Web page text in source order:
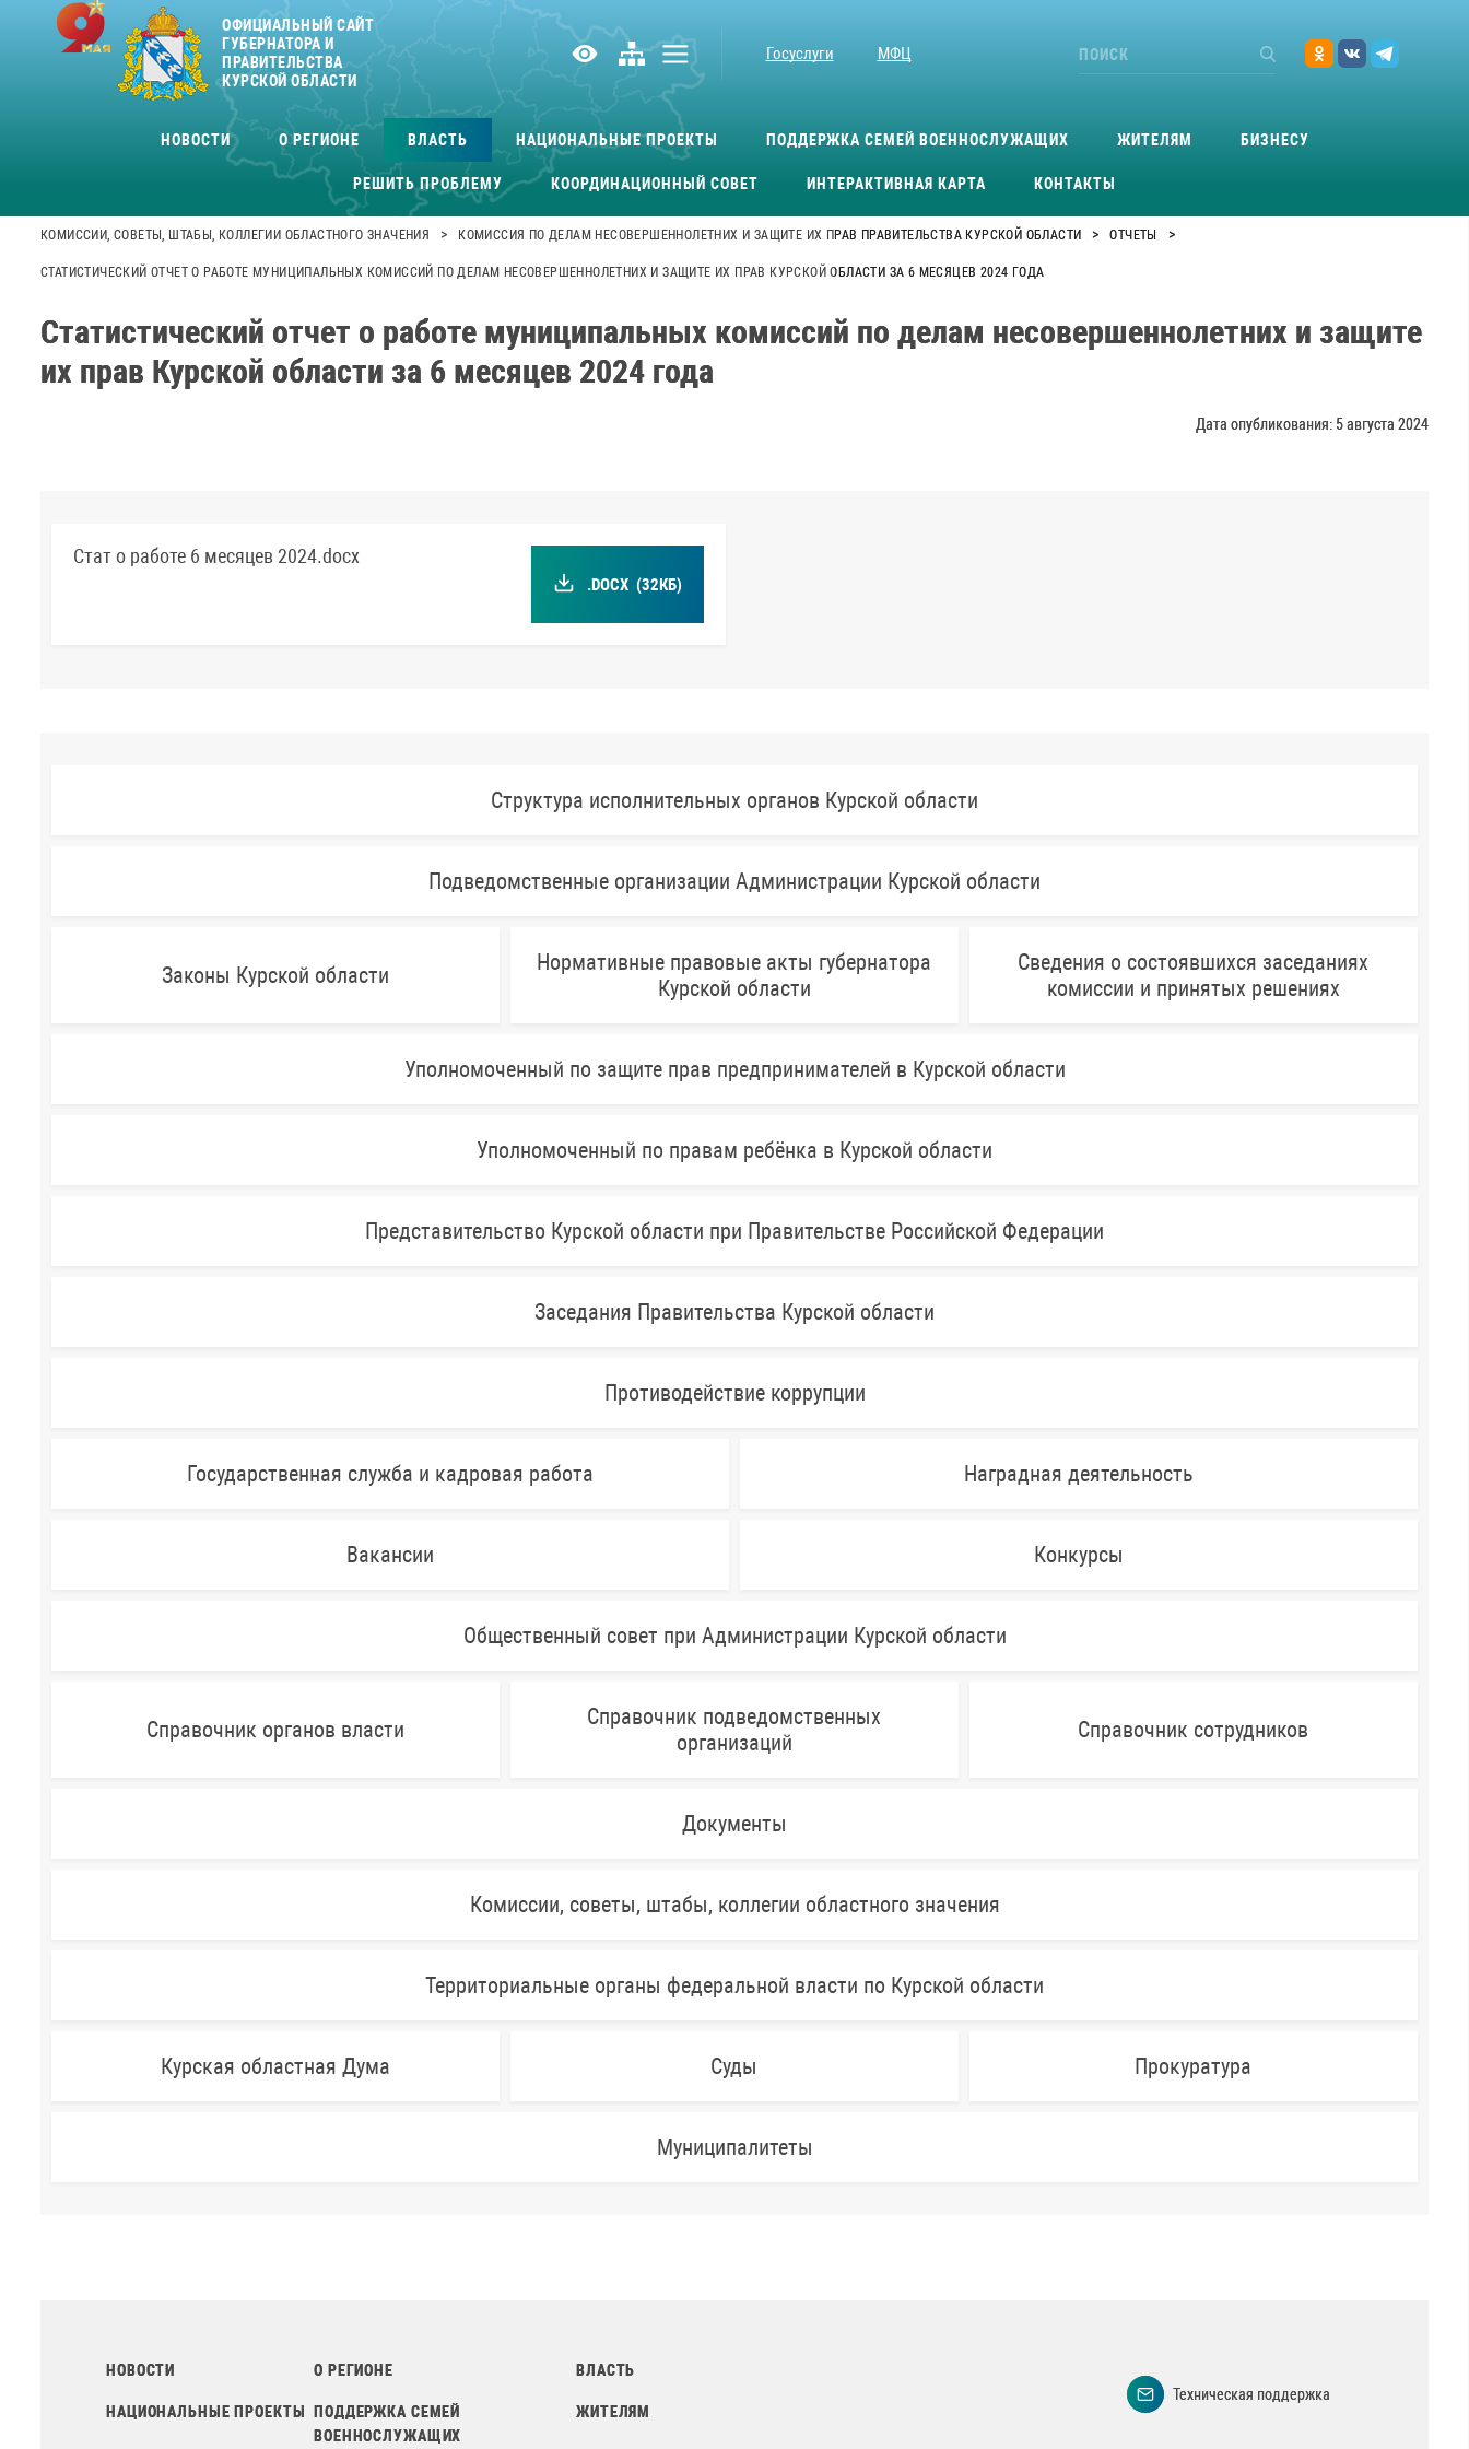
ОФИЦИАЛЬНЫЙ САЙТ
ГУБЕРНАТОРА И
ПРАВИТЕЛЬСТВА
КУРСКОЙ ОБЛАСТИ
Госуслуги МФЦ
НОВОСТИ О РЕГИОНЕ ВЛАСТЬ НАЦИОНАЛЬНЫЕ ПРОЕКТЫ ПОДДЕРЖКА СЕМЕЙ ВОЕННОСЛУЖАЩИХ ЖИТЕЛЯМ БИЗНЕСУ
РЕШИТЬ ПРОБЛЕМУ КООРДИНАЦИОННЫЙ СОВЕТ ИНТЕРАКТИВНАЯ КАРТА КОНТАКТЫ
КОМИССИИ, СОВЕТЫ, ШТАБЫ, КОЛЛЕГИИ ОБЛАСТНОГО ЗНАЧЕНИЯ > КОМИССИЯ ПО ДЕЛАМ НЕСОВЕРШЕННОЛЕТНИХ И ЗАЩИТЕ ИХ ПРАВ ПРАВИТЕЛЬСТВА КУРСКОЙ ОБЛАСТИ > ОТЧЕТЫ >
СТАТИСТИЧЕСКИЙ ОТЧЕТ О РАБОТЕ МУНИЦИПАЛЬНЫХ КОМИССИЙ ПО ДЕЛАМ НЕСОВЕРШЕННОЛЕТНИХ И ЗАЩИТЕ ИХ ПРАВ КУРСКОЙ ОБЛАСТИ ЗА 6 МЕСЯЦЕВ 2024 ГОДА
Статистический отчет о работе муниципальных комиссий по делам несовершеннолетних и защите
их прав Курской области за 6 месяцев 2024 года
Дата опубликования: 5 августа 2024
Стат о работе 6 месяцев 2024.docx
.DOCX (32КБ)
Структура исполнительных органов Курской области
Подведомственные организации Администрации Курской области
Законы Курской области
Нормативные правовые акты губернатора
Курской области
Сведения о состоявшихся заседаниях
комиссии и принятых решениях
Уполномоченный по защите прав предпринимателей в Курской области
Уполномоченный по правам ребёнка в Курской области
Представительство Курской области при Правительстве Российской Федерации
Заседания Правительства Курской области
Противодействие коррупции
Государственная служба и кадровая работа Наградная деятельность
Вакансии Конкурсы
Общественный совет при Администрации Курской области
Справочник органов власти
Справочник подведомственных
организаций
Справочник сотрудников
Документы
Комиссии, советы, штабы, коллегии областного значения
Территориальные органы федеральной власти по Курской области
Курская областная Дума Суды Прокуратура
Муниципалитеты
НОВОСТИ О РЕГИОНЕ ВЛАСТЬ
НАЦИОНАЛЬНЫЕ ПРОЕКТЫ
ПОДДЕРЖКА СЕМЕЙ
ВОЕННОСЛУЖАЩИХ
ЖИТЕЛЯМ
Техническая поддержка